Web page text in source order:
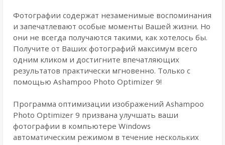
Фотографии содержат незаменимые воспоминания
и запечатлевают особые моменты Вашей жизни. Но
они не всегда получаются такими, как хотелось бы.
Получите от Ваших фотографий максимум всего
одним кликом и достигните впечатляющих
результатов практически мгновенно. Только с
помощью Ashampoo Photo Optimizer 9!
Программа оптимизации изображений Ashampoo
Photo Optimizer 9 призвана улучшать ваши
фотографии в компьютере Windows
автоматическим режимом в течение нескольких